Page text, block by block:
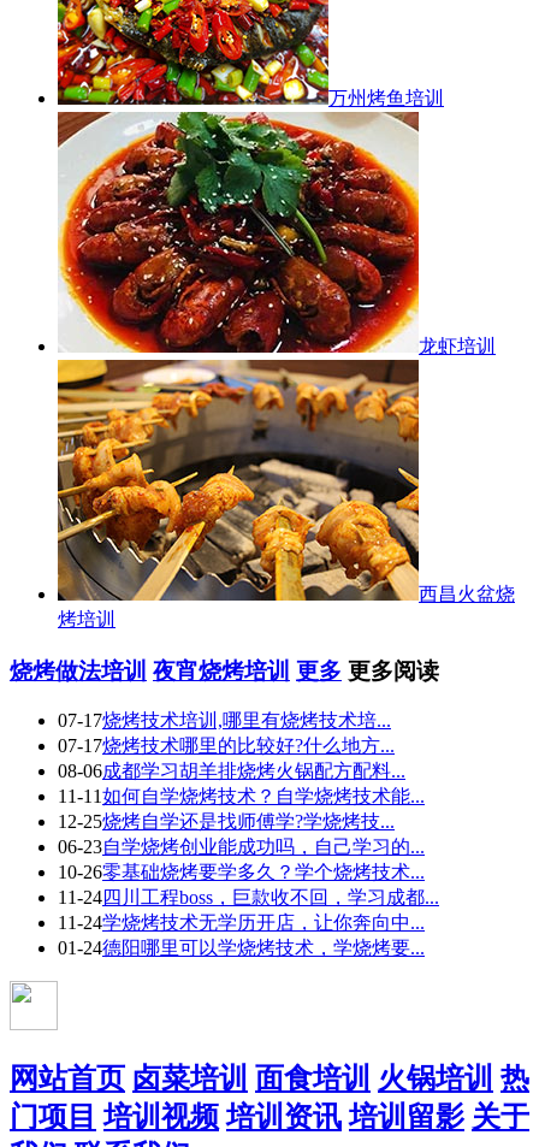
万州烤鱼培训
龙虾培训
西昌火盆烧
烤培训
烧烤做法培训 夜宵烧烤培训 更多 更多阅读
07-17烧烤技术培训,哪里有烧烤技术培...
07-17烧烤技术哪里的比较好?什么地方...
08-06成都学习胡羊排烧烤火锅配方配料...
11-11如何自学烧烤技术？自学烧烤技术能...
12-25烧烤自学还是找师傅学?学烧烤技...
06-23自学烧烤创业能成功吗，自己学习的...
10-26零基础烧烤要学多久？学个烧烤技术...
11-24四川工程boss，巨款收不回，学习成都...
11-24学烧烤技术无学历开店，让你奔向中...
01-24德阳哪里可以学烧烤技术，学烧烤要...
网站首页 卤菜培训 面食培训 火锅培训 热
门项目 培训视频 培训资讯 培训留影 关于